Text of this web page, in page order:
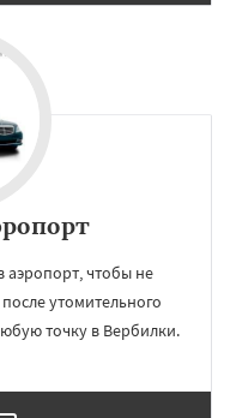
аэропорт, чтобы не
утомительного
точку в Вербилки.